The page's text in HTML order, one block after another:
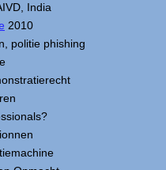
India
2010
politie phishing